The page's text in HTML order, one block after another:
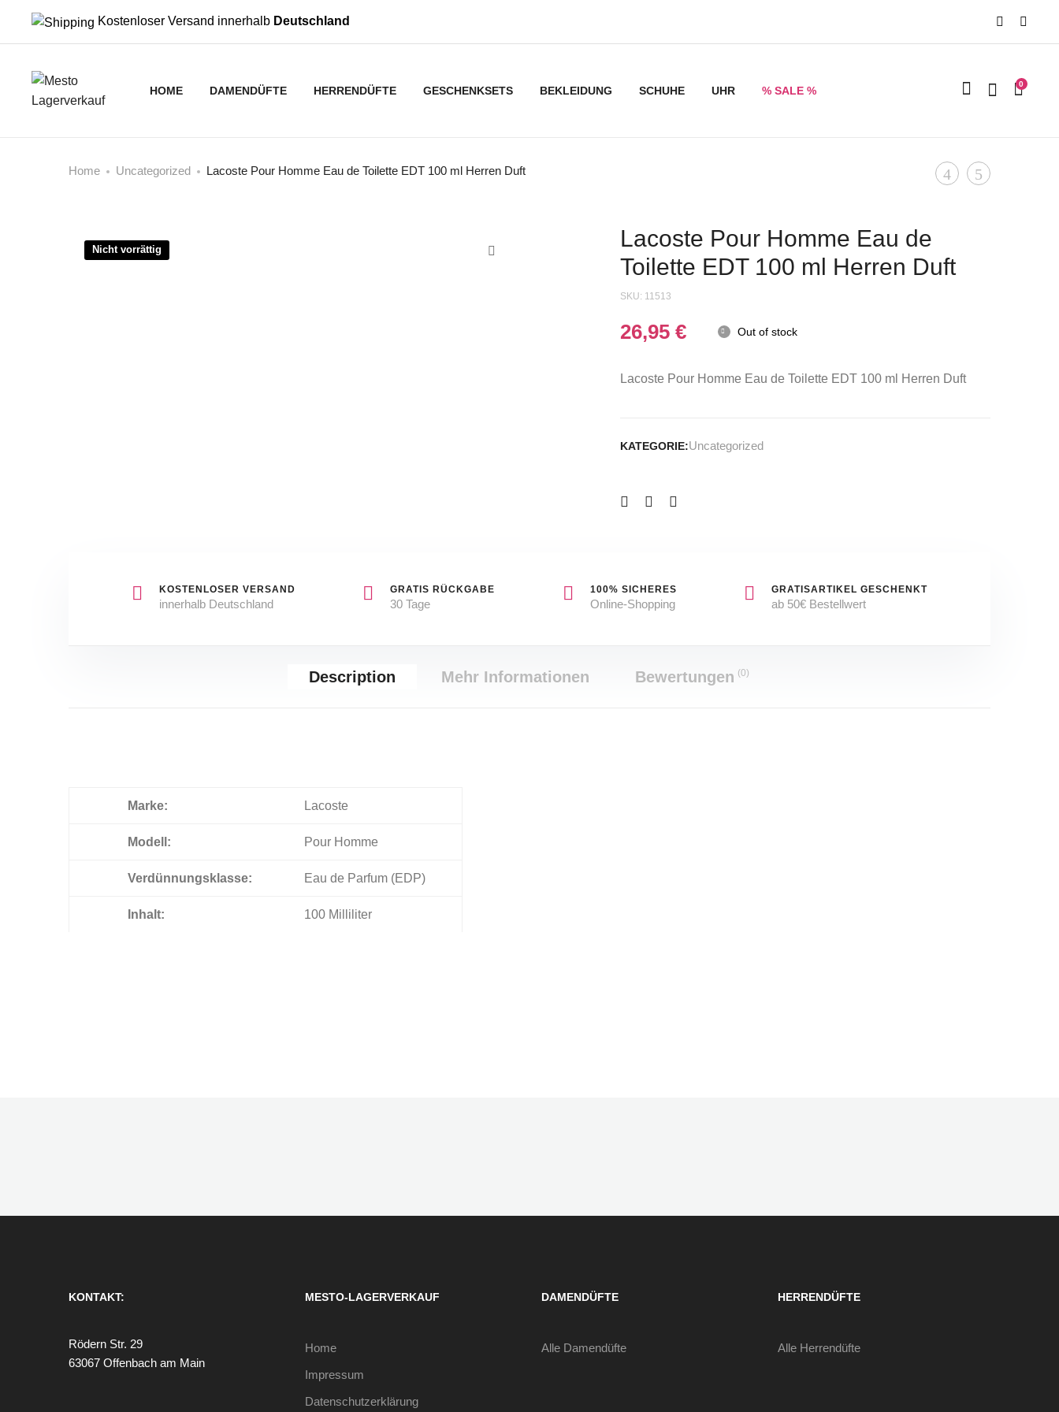
Kostenloser Versand innerhalb Deutschland
HOME DAMENDÜFTE HERRENDÜFTE GESCHENKSETS BEKLEIDUNG SCHUHE UHR % SALE %
0
Home Uncategorized Lacoste Pour Homme Eau de Toilette EDT 100 ml Herren Duft
Product
Jean
Male
Toilette
Hugo
Nicht vorrättig
Lacoste Pour Homme Eau de
Toilette EDT 100 ml Herren Duft
SKU: 11513
26,95 € Out of stock
Lacoste Pour Homme Eau de Toilette EDT 100 ml Herren Duft
KATEGORIE:Uncategorized
KOSTENLOSER VERSAND
innerhalb Deutschland
GRATIS RÜCKGABE
30 Tage
100% SICHERES
Online-Shopping
GRATISARTIKEL GESCHENKT
ab 50€ Bestellwert
Description Mehr Informationen Bewertungen(0)
Marke: Lacoste
Modell: Pour Homme
Verdünnungsklasse: Eau de Parfum (EDP)
Inhalt: 100 Milliliter
KONTAKT:
Rödern Str. 29
63067 Offenbach am Main
MESTO-LAGERVERKAUF
Home
Impressum
Datenschutzerklärung
DAMENDÜFTE
Alle Damendüfte
HERRENDÜFTE
Alle Herrendüfte